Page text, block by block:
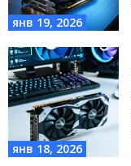
янв 19, 2026
янв 18, 2026